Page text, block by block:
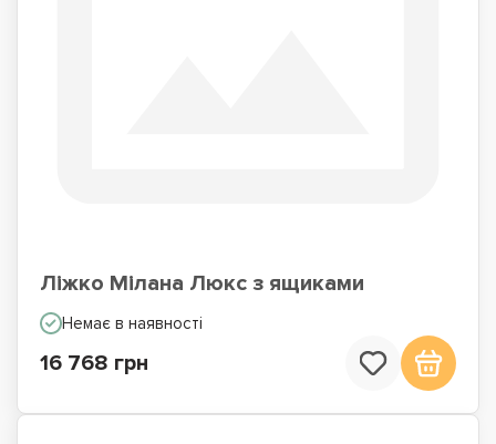
Ліжко Мілана Люкс з ящиками
Немає в наявності
16 768 грн